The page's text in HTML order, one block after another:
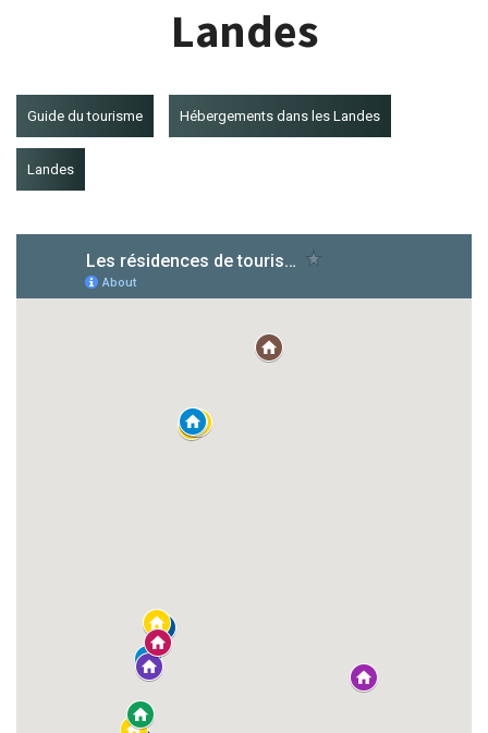
Landes
Guide du tourisme Hébergements dans les Landes
Landes